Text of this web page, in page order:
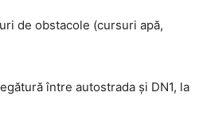
de obstacole (cursuri apă,
între autostrada și DN1, la